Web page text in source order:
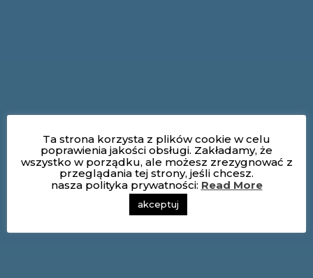
Ta strona korzysta z plików cookie w celu
poprawienia jakości obsługi. Zakładamy, że
wszystko w porządku, ale możesz zrezygnować z
przeglądania tej strony, jeśli chcesz.
nasza polityka prywatności: Read More
akceptuj